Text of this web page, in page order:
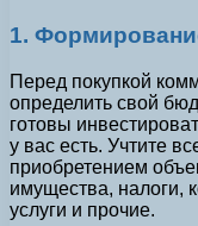
1.
Перед покупкой
определить свой
готовы
у вас есть. Учтите
приобретением
имущества, налоги,
услуги и прочие.